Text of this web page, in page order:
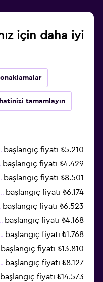
için daha iyi
tamamlayın
başlangıç fiyatı ₺5.210
başlangıç fiyatı ₺4.429
başlangıç fiyatı ₺8.501
başlangıç fiyatı ₺6.174
başlangıç fiyatı ₺6.523
başlangıç fiyatı ₺4.168
başlangıç fiyatı ₺1.768
başlangıç fiyatı ₺13.810
başlangıç fiyatı ₺8.127
başlangıç fiyatı ₺14.573